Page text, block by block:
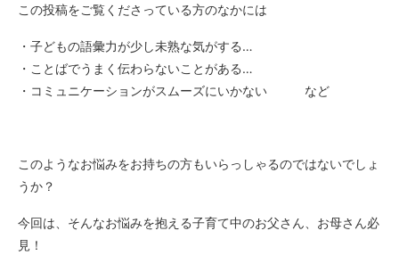
この投稿をご覧くださっている方のなかには
・子どもの語彙力が少し未熟な気がする…
・ことばでうまく伝わらないことがある…
・コミュニケーションがスムーズにいかない など
このようなお悩みをお持ちの方もいらっしゃるのではないでしょ
うか？
今回は、そんなお悩みを抱える子育て中のお父さん、お母さん必
見！